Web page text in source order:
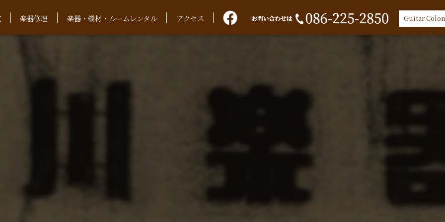
楽器修理 楽器・機材・ルームレンタル アクセス Guitar